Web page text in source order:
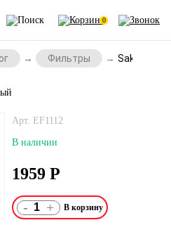
0
Фильтры Sakura
Арт. EF1112
В наличии
1959 Р
- +